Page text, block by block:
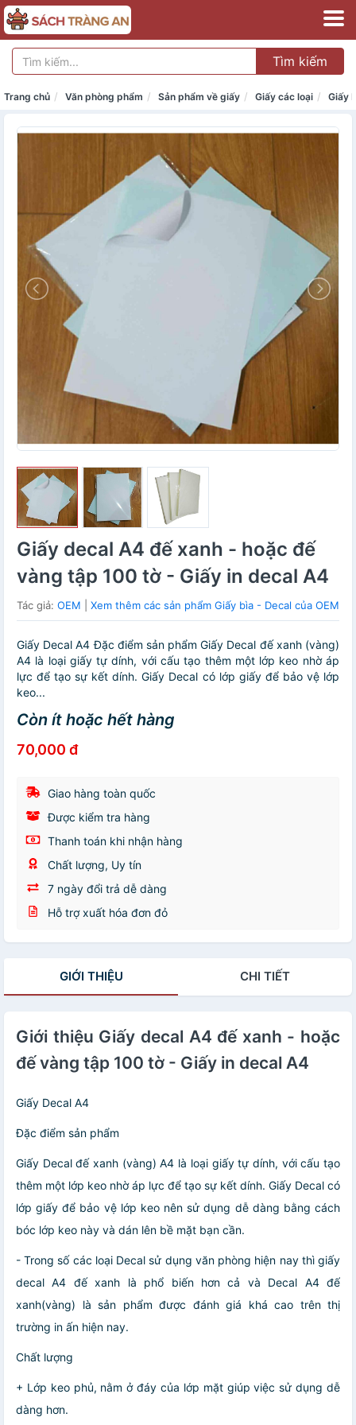
Tìm kiếm
Trang chủ Văn phòng phẩm Sản phẩm về giấy Giấy các loại Giấy
Giấy decal A4 đế xanh - hoặc đế
vàng tập 100 tờ - Giấy in decal A4
Tác giả: OEM Xem thêm các sản phẩm Giấy bìa - Decal của OEM
Giấy Decal A4 Đặc điểm sản phẩm Giấy Decal đế xanh (vàng)
A4 là loại giấy tự dính, với cấu tạo thêm một lớp keo nhờ áp
lực để tạo sự kết dính. Giấy Decal có lớp giấy để bảo vệ lớp
keo...
Còn ít hoặc hết hàng
70,000 đ
Giao hàng toàn quốc
Được kiểm tra hàng
Thanh toán khi nhận hàng
Chất lượng, Uy tín
7 ngày đổi trả dễ dàng
Hỗ trợ xuất hóa đơn đỏ
GIỚI THIỆU CHI TIẾT
Giới thiệu Giấy decal A4 đế xanh - hoặc
đế vàng tập 100 tờ - Giấy in decal A4
Giấy Decal A4
Đặc điểm sản phẩm
Giấy Decal đế xanh (vàng) A4 là loại giấy tự dính, với cấu tạo
thêm một lớp keo nhờ áp lực để tạo sự kết dính. Giấy Decal có
lớp giấy để bảo vệ lớp keo nên sử dụng dễ dàng bằng cách
bóc lớp keo này và dán lên bề mặt bạn cần.
- Trong số các loại Decal sử dụng văn phòng hiện nay thì giấy
decal A4 đế xanh là phổ biến hơn cả và Decal A4 đế
xanh(vàng) là sản phẩm được đánh giá khá cao trên thị
trường in ấn hiện nay.
Chất lượng
+ Lớp keo phủ, nằm ở đáy của lớp mặt giúp việc sử dụng dễ
dàng hơn.